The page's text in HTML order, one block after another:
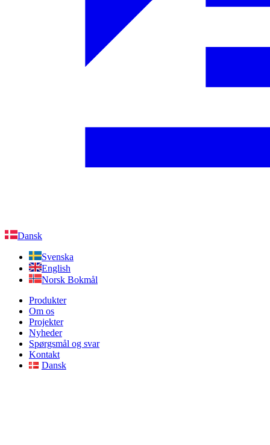
Dansk
Svenska
English
Norsk Bokmål
Produkter
Om os
Projekter
Nyheder
Spørgsmål og svar
Kontakt
Dansk